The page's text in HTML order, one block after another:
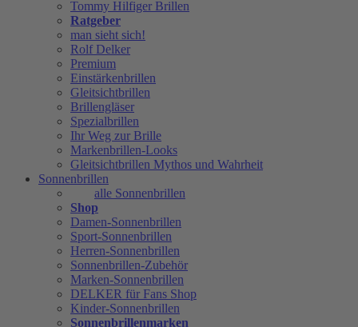
Tommy Hilfiger Brillen
Ratgeber
man sieht sich!
Rolf Delker
Premium
Einstärkenbrillen
Gleitsichtbrillen
Brillengläser
Spezialbrillen
Ihr Weg zur Brille
Markenbrillen-Looks
Gleitsichtbrillen Mythos und Wahrheit
Sonnenbrillen
alle Sonnenbrillen
Shop
Damen-Sonnenbrillen
Sport-Sonnenbrillen
Herren-Sonnenbrillen
Sonnenbrillen-Zubehör
Marken-Sonnenbrillen
DELKER für Fans Shop
Kinder-Sonnenbrillen
Sonnenbrillenmarken